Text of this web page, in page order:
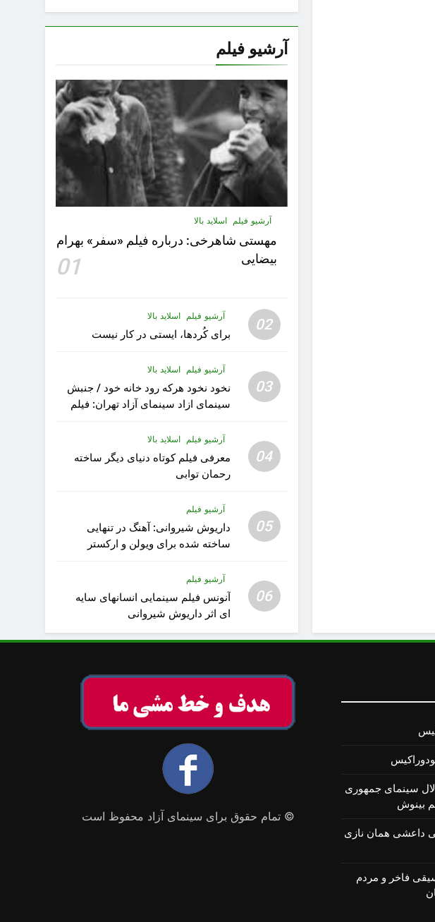
آرشیو فیلم
آرشیو فیلم اسلاید بالا
مهستى شاهرخى:‌ درباره فيلم «سفر» بهرام
بیضایی
01
02 آرشیو فیلم اسلاید بالا
برای کُردها، ایستی در کار نیست
03
آرشیو فیلم اسلاید بالا
نخود نخود هرکه رود خانه خود / جنبش
سینمای ازاد سینمای آزاد تهران: فیلم
04
آرشیو فیلم اسلاید بالا
معرفی فیلم کوتاه دنیای دیگر ساخته
رحمان توابی
05
آرشیو فیلم
داریوش شیروانی: آهنگ در تنهایی
ساخته شده برای ویولن و ارکستر
06
آرشیو فیلم
آنونس فیلم سینمایی انسانهای سایه
ای اثر داریوش شیروانی
سینمای جمهوری
بینوش
داعشی همان نازی
فاخر و مردم
© تمام حقوق برای سینمای آزاد محفوظ است